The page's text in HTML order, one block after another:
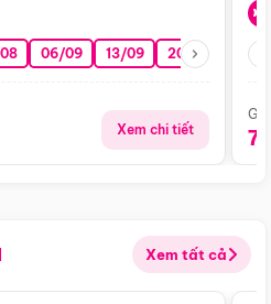
06/09 13/09 20/09 27/09
Xem chi tiết
Xem tất cả
Điểm nổi bật